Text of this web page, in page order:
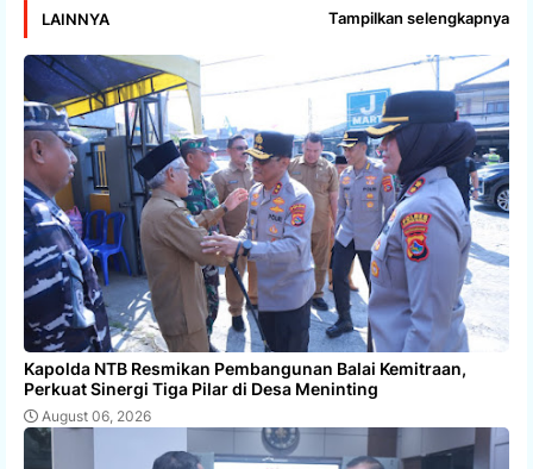
LAINNYA Tampilkan selengkapnya
Kapolda NTB Resmikan Pembangunan Balai Kemitraan,
Perkuat Sinergi Tiga Pilar di Desa Meninting
August 06, 2026